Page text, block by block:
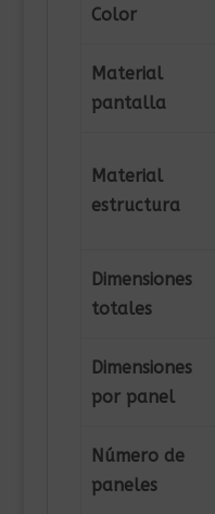
Color
Material
pantalla
Material
estructura
Dimensiones
totales
Dimensiones
por panel
Número de
paneles